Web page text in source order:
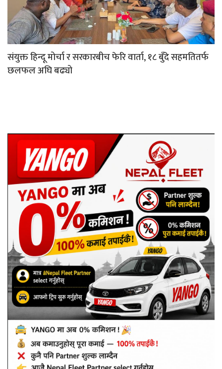
संयुक्त हिन्दू मोर्चा र सरकारबीच फेरि वार्ता, १८ बुँदे सहमतितर्फ
छलफल अघि बढ्यो